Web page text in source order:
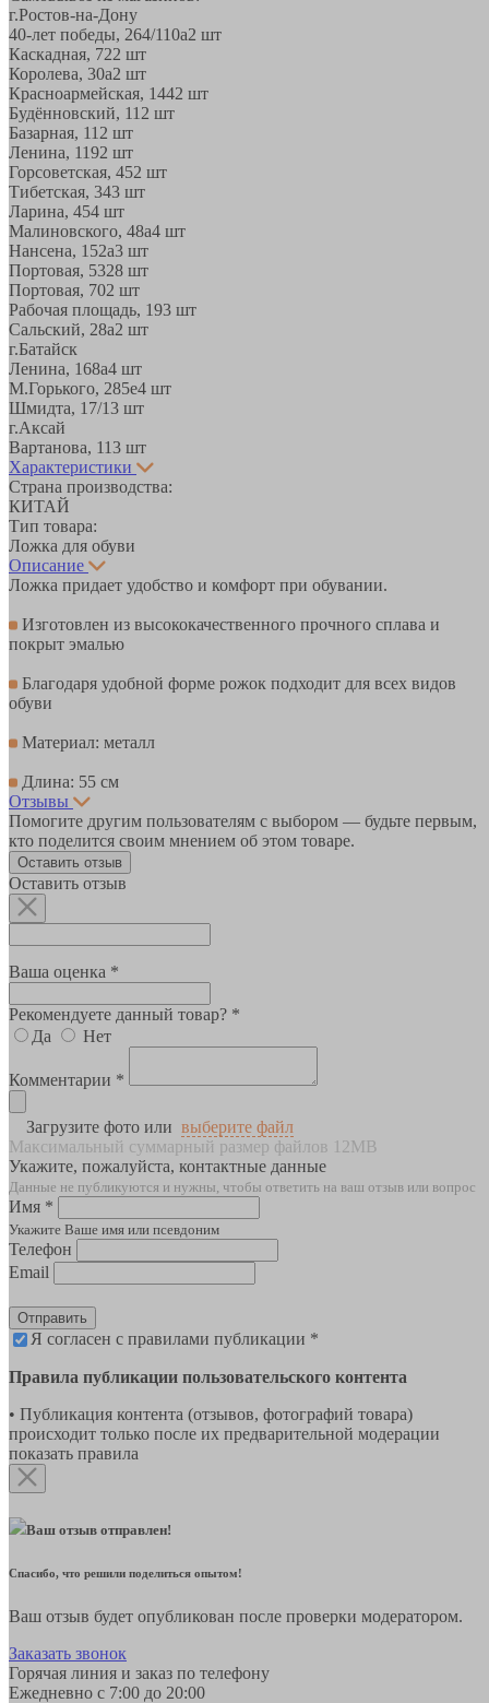
г.Ростов-на-Дону
40-лет победы, 264/110а2 шт
Каскадная, 722 шт
Королева, 30а2 шт
Красноармейская, 1442 шт
Будённовский, 11 2 шт
Базарная, 11 2 шт
Ленина, 1192 шт
Горсоветская, 452 шт
Тибетская, 343 шт
Ларина, 454 шт
Малиновского, 48а4 шт
Нансена, 152а3 шт
Портовая, 5328 шт
Портовая, 702 шт
Рабочая площадь, 193 шт
Сальский, 28a2 шт
г.Батайск
Ленина, 168а4 шт
М.Горького, 285е4 шт
Шмидта, 17/13 шт
г.Аксай
Вартанова, 113 шт
Характеристики
Страна производства:
КИТАЙ
Тип товара:
Ложка для обуви
Описание
Ложка придает удобство и комфорт при обувании.
Изготовлен из высококачественного прочного сплава и
покрыт эмалью
Благодаря удобной форме рожок подходит для всех видов
обуви
Материал: металл
Длина: 55 см
Отзывы
Помогите другим пользователям с выбором — будьте первым,
кто поделится своим мнением об этом товаре.
Оставить отзыв
Оставить отзыв
Ваша оценка *
Рекомендуете данный товар? *
Да
Нет
Комментарии *
Загрузите фото или выберите файл
Максимальный суммарный размер файлов 12MB
Укажите, пожалуйста, контактные данные
Данные не публикуются и нужны, чтобы ответить на ваш отзыв или вопрос
Имя *
Укажите Ваше имя или псевдоним
Телефон
Email
Отправить
Я согласен с правилами публикации *
Правила публикации пользовательского контента
• Публикация контента (отзывов, фотографий товара)
происходит только после их предварительной модерации
показать правила
Ваш отзыв отправлен!
Спасибо, что решили поделиться опытом!
Ваш отзыв будет опубликован после проверки модератором.
Заказать звонок
Горячая линия и заказ по телефону
Ежедневно с 7:00 до 20:00